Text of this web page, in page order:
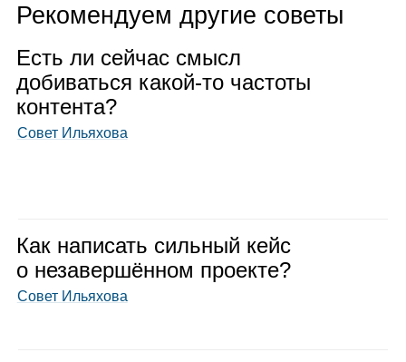
Рекомендуем другие советы
Есть ли сей­час смысл
доби­ваться какой‑то частоты
кон­тента?
Совет Ильяхова
Как напи­сать силь­ный кейс
о неза­вер­шён­ном про­екте?
Совет Ильяхова